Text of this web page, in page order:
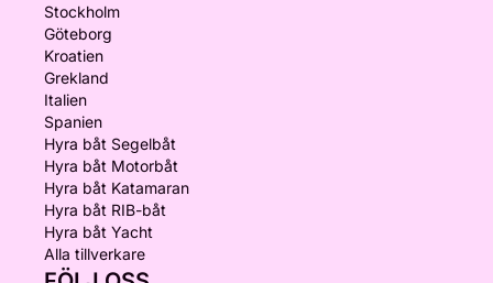
Stockholm
Göteborg
Kroatien
Grekland
Italien
Spanien
Hyra båt Segelbåt
Hyra båt Motorbåt
Hyra båt Katamaran
Hyra båt RIB-båt
Hyra båt Yacht
Alla tillverkare